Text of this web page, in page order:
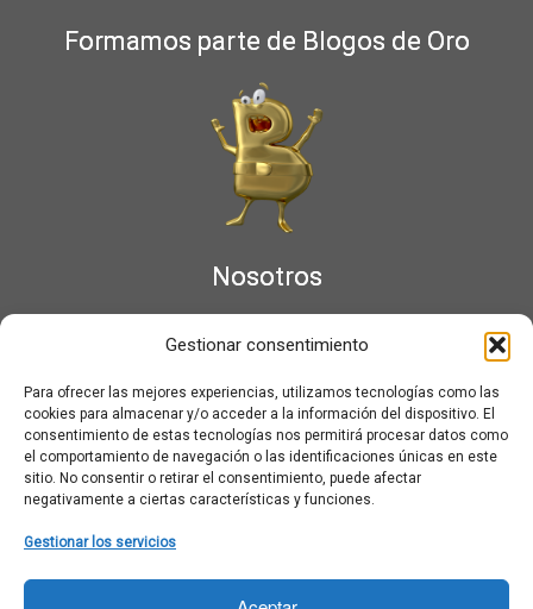
Gestionar consentimiento
Para ofrecer las mejores experiencias, utilizamos tecnologías como las
cookies para almacenar y/o acceder a la información del dispositivo. El
consentimiento de estas tecnologías nos permitirá procesar datos como
el comportamiento de navegación o las identificaciones únicas en este
sitio. No consentir o retirar el consentimiento, puede afectar
negativamente a ciertas características y funciones.
Gestionar los servicios
Formamos parte de Blogos de Oro
Nosotros
Aviso legal
Más información sobre las cookies
Noticias al correo
Política de cookies
Política de cookies (UE)
Política de privacidad
Ponte en contacto con nosotros
Buscar: